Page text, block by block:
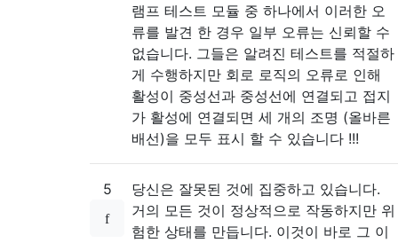
램프 테스트 모듈 중 하나에서 이러한 오
류를 발견 한 경우 일부 오류는 신뢰할 수
없습니다. 그들은 알려진 테스트를 적절하
게 수행하지만 회로 로직의 오류로 인해
활성이 중성선과 중성선에 연결되고 접지
가 활성에 연결되면 세 개의 조명 (올바른
배선)을 모두 표시 할 수 있습니다 !!!
5
당신은 잘못된 것에 집중하고 있습니다.
거의 모든 것이 정상적으로 작동하지만 위
험한 상태를 만듭니다. 이것이 바로 그 이